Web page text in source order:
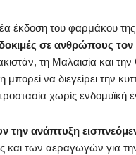
έκδοση του φαρμάκου
σε ανθρώπους τον
τη Μαλαισία και
να διεγείρει την
χωρίς ενδομυϊκή
την ανάπτυξη
και των αεραγωγών για